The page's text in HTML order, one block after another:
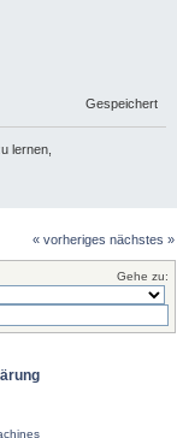
Gespeichert
lernen,
« vorheriges nächstes »
Gehe zu: